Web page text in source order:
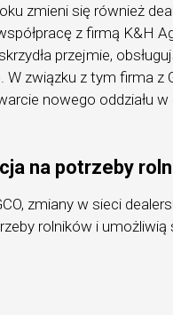
zmieni się również
z firmą K&H
przejmie,
W związku z tym firma z
nowego oddziału w
na potrzeby
zmiany w sieci
rolników i